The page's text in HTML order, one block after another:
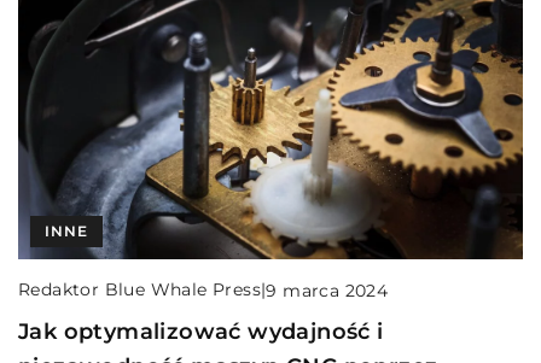
INNE
Redaktor Blue Whale Press|9 marca 2024
Jak optymalizować wydajność i